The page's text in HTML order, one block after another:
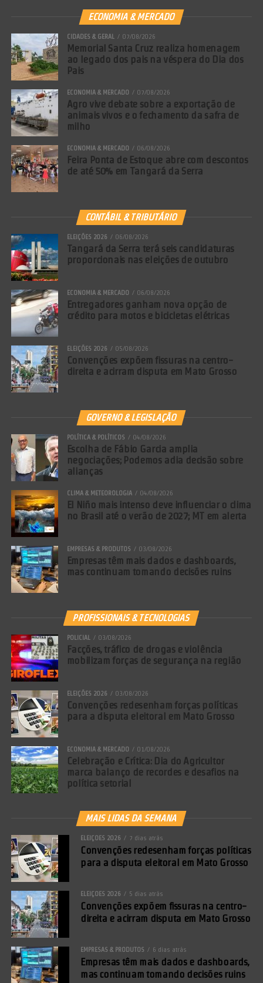
Comentários Facebook
ECONOMIA & MERCADO
CIDADES & GERAL 07/08/2026
Memorial Santa Cruz realiza homenagem
ao legado dos pais na véspera do Dia dos
Pais
ECONOMIA & MERCADO 07/08/2026
Agro vive debate sobre a exportação de
animais vivos e o fechamento da safra de
milho
ECONOMIA & MERCADO 06/08/2026
Feira Ponta de Estoque abre com descontos
de até 50% em Tangará da Serra
CONTÁBIL & TRIBUTÁRIO
ELEIÇÕES 2026 06/08/2026
Tangará da Serra terá seis candidaturas
proporcionais nas eleições de outubro
ECONOMIA & MERCADO 06/08/2026
Entregadores ganham nova opção de
crédito para motos e bicicletas elétricas
ELEIÇÕES 2026 05/08/2026
Convenções expõem fissuras na centro-
direita e acirram disputa em Mato Grosso
GOVERNO & LEGISLAÇÃO
POLÍTICA & POLÍTICOS 04/08/2026
Escolha de Fábio Garcia amplia
negociações; Podemos adia decisão sobre
alianças
CLIMA & METEOROLOGIA 04/08/2026
El Niño mais intenso deve influenciar o clima
no Brasil até o verão de 2027; MT em alerta
EMPRESAS & PRODUTOS 03/08/2026
Empresas têm mais dados e dashboards,
mas continuam tomando decisões ruins
PROFISSIONAIS & TECNOLOGIAS
POLICIAL 03/08/2026
Facções, tráfico de drogas e violência
mobilizam forças de segurança na região
ELEIÇÕES 2026 03/08/2026
Convenções redesenham forças políticas
para a disputa eleitoral em Mato Grosso
ECONOMIA & MERCADO 01/08/2026
Celebração e Crítica: Dia do Agricultor
marca balanço de recordes e desafios na
política setorial
MAIS LIDAS DA SEMANA
ELEIÇÕES 2026 7 dias atrás
Convenções redesenham forças políticas
para a disputa eleitoral em Mato Grosso
ELEIÇÕES 2026 5 dias atrás
Convenções expõem fissuras na centro-
direita e acirram disputa em Mato Grosso
EMPRESAS & PRODUTOS 6 dias atrás
Empresas têm mais dados e dashboards,
mas continuam tomando decisões ruins